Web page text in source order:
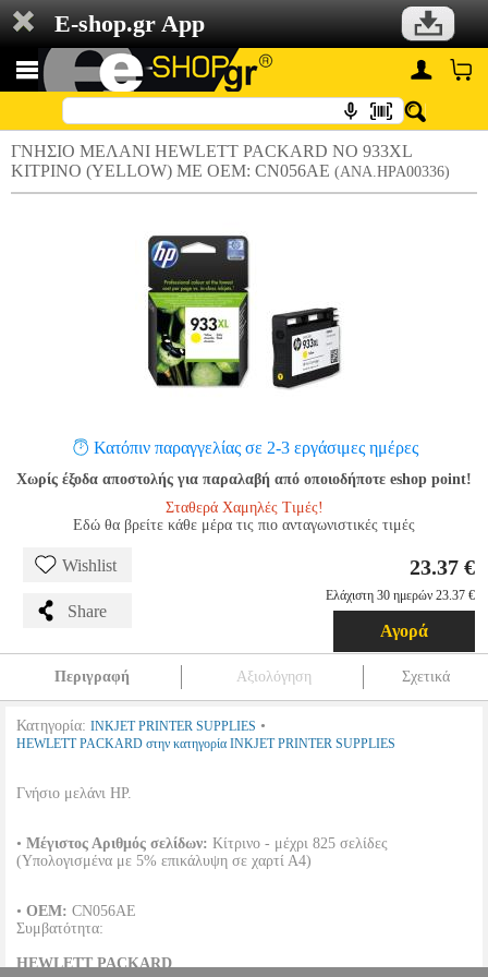
E-shop.gr App
ΓΝΗΣΙΟ ΜΕΛΑΝΙ HEWLETT PACKARD NO 933XL
ΚΙΤΡΙΝΟ (YELLOW) ΜΕ OEM: CN056AE (ANA.HPA00336)
Κατόπιν παραγγελίας σε 2-3 εργάσιμες ημέρες
Χωρίς έξοδα αποστολής για παραλαβή από οποιοδήποτε eshop point!
Σταθερά Χαμηλές Τιμές!
Εδώ θα βρείτε κάθε μέρα τις πιο ανταγωνιστικές τιμές
Wishlist
Share
23.37 €
Ελάχιστη 30 ημερών 23.37 €
Αγορά
Περιγραφή Αξιολόγηση Σχετικά
Κατηγορία: INKJET PRINTER SUPPLIES •
HEWLETT PACKARD στην κατηγορία INKJET PRINTER SUPPLIES
Γνήσιο μελάνι HP.
• Μέγιστος Αριθμός σελίδων: Κίτρινο - μέχρι 825 σελίδες
(Υπολογισμένα με 5% επικάλυψη σε χαρτί Α4)
• OEM: CN056AE
Συμβατότητα:
HEWLETT PACKARD